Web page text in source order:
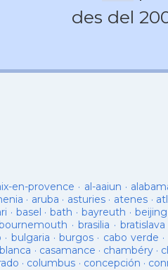
des del
en-provence · al-aaiun ·
· aruba · asturies· atenes ·
· basel ·bath · bayreuth · beijing
· brasilia · bratislava
· bulgaria ·burgos · cabo verde ·
· casamance · chambéry ·
· columbus · concepción ·